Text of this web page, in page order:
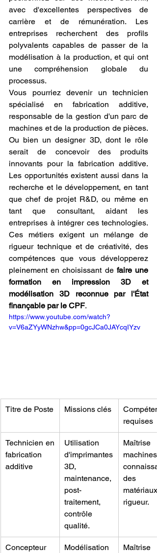
avec d'excellentes perspectives de
carrière et de rémunération. Les
entreprises recherchent des profils
polyvalents capables de passer de la
modélisation à la production, et qui ont
une compréhension globale du
processus.
Vous pourriez devenir un technicien
spécialisé en fabrication additive,
responsable de la gestion d'un parc de
machines et de la production de pièces.
Ou bien un designer 3D, dont le rôle
serait de concevoir des produits
innovants pour la fabrication additive.
Les opportunités existent aussi dans la
recherche et le développement, en tant
que chef de projet R&D, ou même en
tant que consultant, aidant les
entreprises à intégrer ces technologies.
Ces métiers exigent un mélange de
rigueur technique et de créativité, des
compétences que vous développerez
pleinement en choisissant de faire une
formation en impression 3D et
modélisation 3D reconnue par l'État
finançable par le CPF.
https://www.youtube.com/watch?
v=V6aZYyWNzhw&pp=0gcJCa0JAYcqIYzv
Titre de Poste Missions clés
requises
Technicien en
fabrication
additive
Utilisation
d'imprimantes
3D,
maintenance,
post-
traitement,
contrôle
qualité.
Maîtrise
machines,
des
matériaux,
rigueur.
Concepteur
Modélisation
Maîtrise